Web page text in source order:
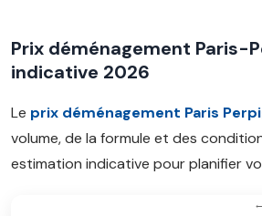
Prix déménagement Paris-
indicative 2026
Le prix déménagement Paris
volume, de la formule et des
estimation indicative pour planifier